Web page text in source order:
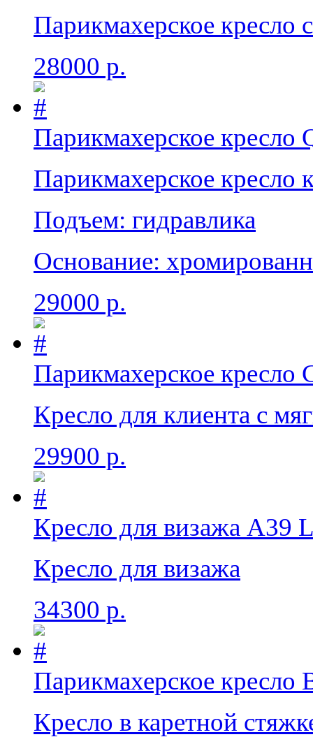
Парикмахерское кресло
28000 р.
Парикмахерское кресло
Парикмахерское кресло
Подъем: гидравлика
Основание:
29000 р.
Парикмахерское
Кресло для клиента с
29900 р.
Кресло для визажа А39
Кресло для визажа
34300 р.
Парикмахерское кресло
Кресло в каретной